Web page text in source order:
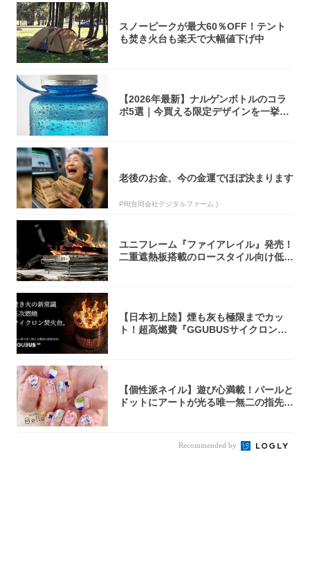
スノーピークが最大60％OFF！テント
も焚き火台も楽天で大幅値下げ中
【2026年最新】ナルゲンボトルのコラ
ボ5選｜今買える限定デザインを一挙紹
老後のお金、今の金運でほぼ決まります
PR(合同会社デジタルファーム )
ユニフレーム『ファイアレイル』発売！
二重遮熱板搭載のロースタイル向け低型
【日本初上陸】煙も灰も極限までカッ
ト！超高燃費『GGUBUSサイクロン焚
【個性派ネイル】遊び心満載！パールと
ドットにアートが光る唯一無二の指先が
Recommended by